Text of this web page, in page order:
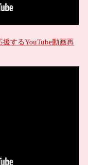
するYouTube動画再